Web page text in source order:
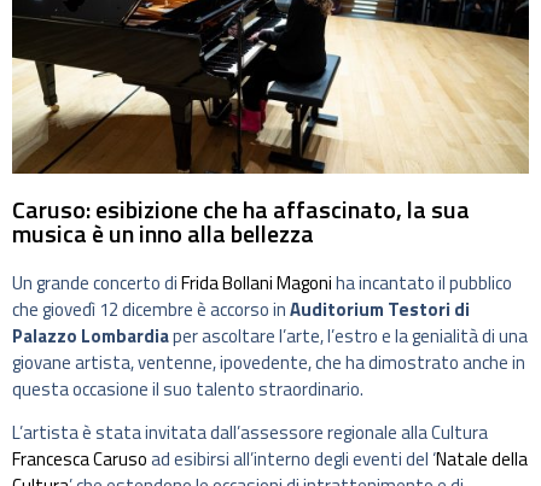
Caruso: esibizione che ha affascinato, la sua
musica è un inno alla bellezza
Un grande concerto diFrida Bollani Magoniha incantato il pubblico
che giovedì 12 dicembre è accorso inAuditorium Testori di
Palazzo Lombardiaper ascoltare l’arte, l’estro e la genialità di una
giovane artista, ventenne, ipovedente, che ha dimostrato anche in
questa occasione il suo talento straordinario.
L’artista è stata invitata dall’assessore regionale alla Cultura
Francesca Carusoad esibirsi all’interno degli eventi del ‘Natale della